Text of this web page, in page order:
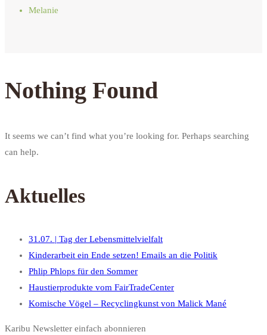
Melanie
Nothing Found
It seems we can’t find what you’re looking for. Perhaps searching
can help.
Aktuelles
31.07. | Tag der Lebensmittelvielfalt
Kinderarbeit ein Ende setzen! Emails an die Politik
Phlip Phlops für den Sommer
Haustierprodukte vom FairTradeCenter
Komische Vögel – Recyclingkunst von Malick Mané
Karibu Newsletter einfach abonnieren